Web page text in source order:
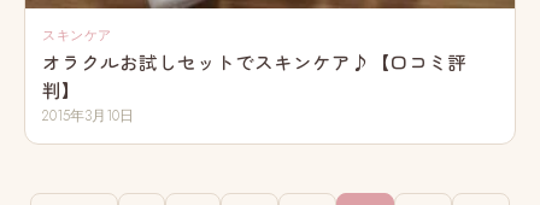
スキンケア
オラクルお試しセットでスキンケア♪【口コミ評
判】
2015年3月10日